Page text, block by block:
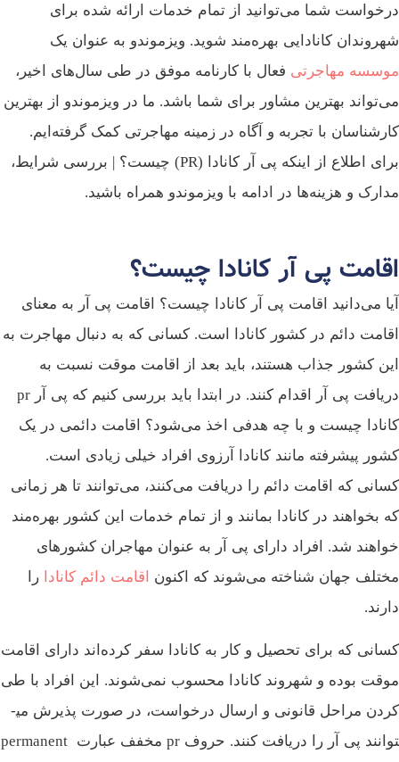
درخواست شما می‌توانید از تمام خدمات ارائه شده برای
شهروندان کانادایی بهره‌مند شوید. ویزموندو به عنوان یک
موسسه مهاجرتی فعال با کارنامه موفق در طی سال‌های اخیر،
می‌تواند بهترین مشاور برای شما باشد. ما در ویزموندو از بهترین
کارشناسان با تجربه و آگاه در زمینه مهاجرتی کمک گرفته‌ایم.
برای اطلاع از اینکه پی آر کانادا (PR) چیست؟ | بررسی شرایط،
مدارک و هزینه‌ها در ادامه با ویزموندو همراه باشید.
اقامت پی آر کانادا چیست؟
آیا می‌دانید اقامت پی آر کانادا چیست؟ اقامت پی آر به معنای
اقامت دائم در کشور کانادا است. کسانی که به دنبال مهاجرت به
این کشور جذاب هستند، باید بعد از اقامت موقت نسبت به
دریافت پی آر اقدام کنند. در ابتدا باید بررسی کنیم که پی آر pr
کانادا چیست و با چه هدفی اخذ می‌شود؟ اقامت دائمی در یک
کشور پیشرفته مانند کانادا آرزوی افراد خیلی زیادی است.
کسانی که اقامت دائم را دریافت می‌کنند، می‌توانند تا هر زمانی
که بخواهند در کانادا بمانند و از تمام خدمات این کشور بهره‌مند
خواهند شد. افراد دارای پی آر به عنوان مهاجران کشور‌های
مختلف جهان شناخته می‌شوند که اکنون
اقامت دائم کانادا را
دارند.
کسانی که برای تحصیل و کار به کانادا سفر کرده‌اند دارای اقامت
موقت بوده و شهروند کانادا محسوب نمی‌شوند. این افراد با طی
کردن مراحل قانونی و ارسال درخواست، در صورت ‌پذیرش می­
توانند پی آر را دریافت کنند. حروف pr مخفف عبارت permanent